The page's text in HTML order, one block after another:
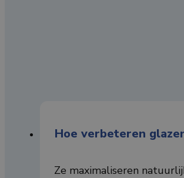
Hoe verbeteren
Ze maximaliseren